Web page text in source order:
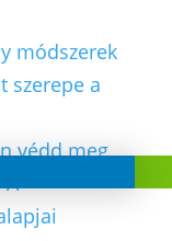
módszerek
szerepe a
védd meg
A